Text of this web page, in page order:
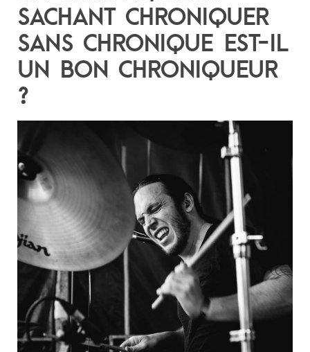
SACHANT CHRONIQUER
SANS CHRONIQUE EST-IL
UN BON CHRONIQUEUR
?